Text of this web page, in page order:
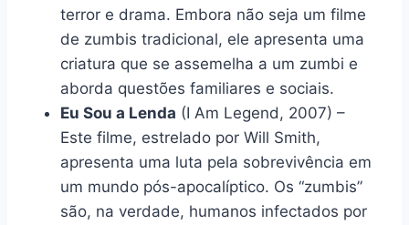
terror e drama. Embora não seja um filme
de zumbis tradicional, ele apresenta uma
criatura que se assemelha a um zumbi e
aborda questões familiares e sociais.
Eu Sou a Lenda (I Am Legend, 2007) –
Este filme, estrelado por Will Smith,
apresenta uma luta pela sobrevivência em
um mundo pós-apocalíptico. Os “zumbis”
são, na verdade, humanos infectados por